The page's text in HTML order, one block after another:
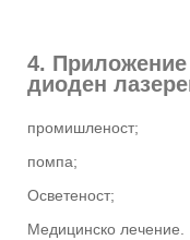
4. Приложение
диоден
промишленост;
помпа;
Осветеност;
Медицинско лечение.